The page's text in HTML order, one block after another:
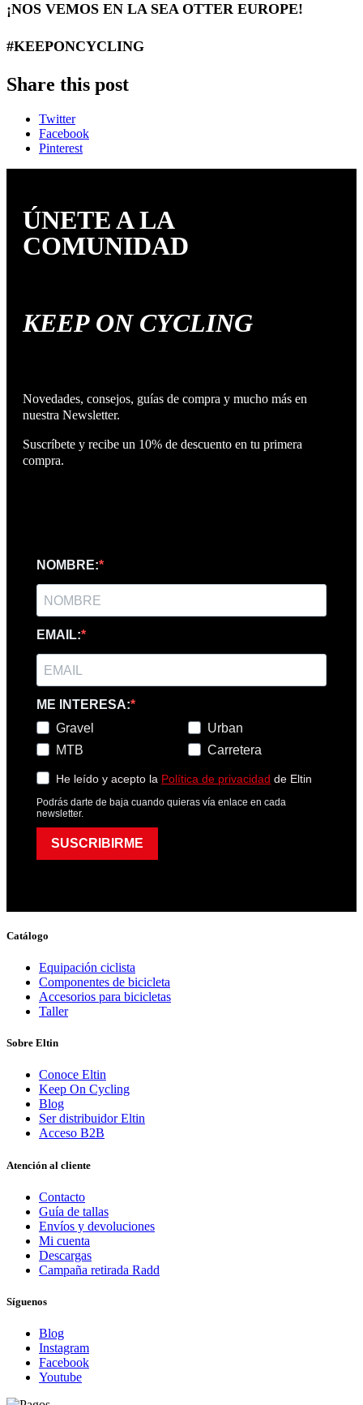
¡NOS VEMOS EN LA SEA OTTER EUROPE!
#KEEPONCYCLING
Share this post
Twitter
Facebook
Pinterest
ÚNETE A LA
COMUNIDAD
KEEP ON CYCLING
Novedades, consejos, guías de compra y mucho más en
nuestra Newsletter.
Suscríbete y recibe un 10% de descuento en tu primera
compra.
NOMBRE:
EMAIL:
ME INTERESA:
Gravel
MTB
Urban
Carretera
He leído y acepto la Política de privacidad de Eltin
Podrás darte de baja cuando quieras vía enlace en cada
newsletter.
SUSCRIBIRME
Catálogo
Equipación ciclista
Componentes de bicicleta
Accesorios para bicicletas
Taller
Sobre Eltin
Conoce Eltin
Keep On Cycling
Blog
Ser distribuidor Eltin
Acceso B2B
Atención al cliente
Contacto
Guía de tallas
Envíos y devoluciones
Mi cuenta
Descargas
Campaña retirada Radd
Síguenos
Blog
Instagram
Facebook
Youtube